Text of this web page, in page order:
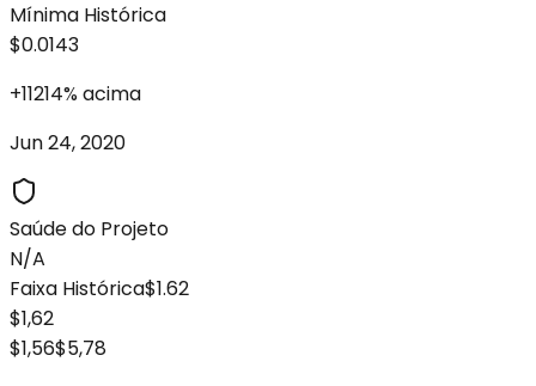
Mínima Histórica
$0.0143
+11214% acima
Jun 24, 2020
Saúde do Projeto
N/A
Faixa Histórica$1.62
$1,62
$1,56$5,78